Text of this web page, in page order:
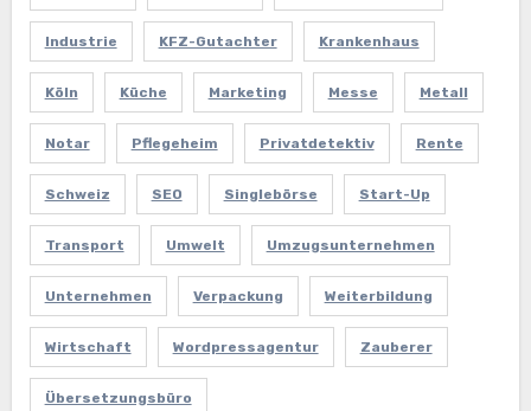
Industrie KFZ-Gutachter Krankenhaus
Köln Küche Marketing Messe Metall
Notar Pflegeheim Privatdetektiv Rente
Schweiz SEO Singlebörse Start-Up
Transport Umwelt Umzugsunternehmen
Unternehmen Verpackung Weiterbildung
Wirtschaft Wordpressagentur Zauberer
Übersetzungsbüro